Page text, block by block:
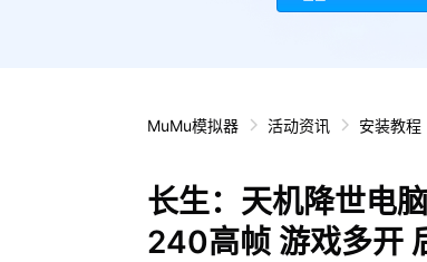
MuMu模拟器 活动资讯 安装教程
长生：天机降世电
240高帧 游戏多开